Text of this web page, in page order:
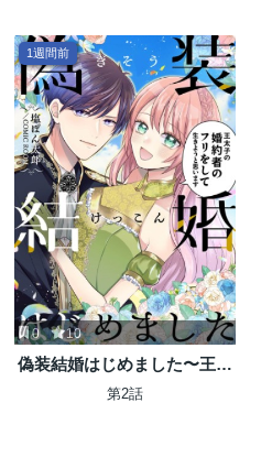
1週間前
0 10
偽装結婚はじめました〜王太
子の婚約者のフリをして生き
第2話